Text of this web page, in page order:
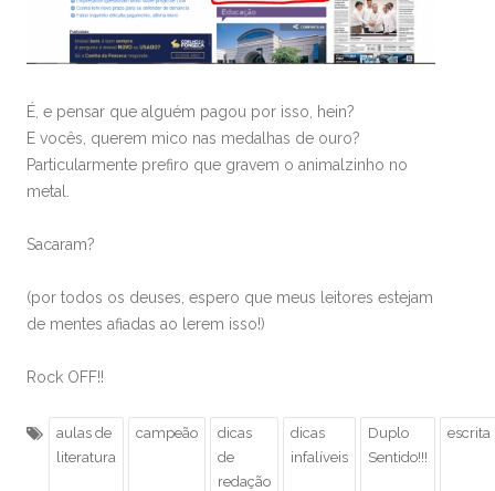
É, e pensar que alguém pagou por isso, hein?
E vocês, querem mico nas medalhas de ouro?
Particularmente prefiro que gravem o animalzinho no
metal.
Sacaram?
(por todos os deuses, espero que meus leitores estejam
de mentes afiadas ao lerem isso!)
Rock OFF!!
aulas de
literatura
campeão
dicas
de
redação
dicas
infalíveis
Duplo
Sentido!!!
escrita